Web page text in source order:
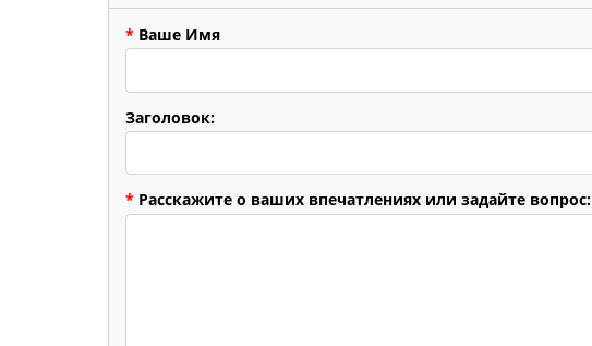
* Ваше Имя
Заголовок:
* Расскажите о ваших впечатлениях или задайте вопрос: